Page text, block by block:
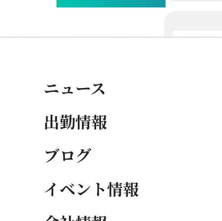
ニュース
出勤情報
ブログ
イベント情報